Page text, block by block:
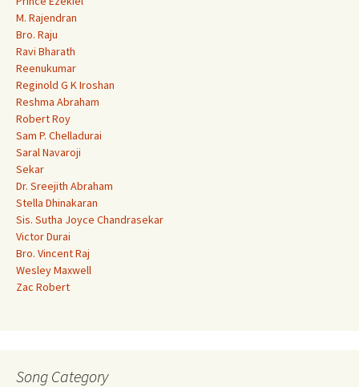
M. Rajendran
Bro. Raju
Ravi Bharath
Reenukumar
Reginold G K Iroshan
Reshma Abraham
Robert Roy
Sam P. Chelladurai
Saral Navaroji
Sekar
Dr. Sreejith Abraham
Stella Dhinakaran
Sis. Sutha Joyce Chandrasekar
Victor Durai
Bro. Vincent Raj
Wesley Maxwell
Zac Robert
Song Category